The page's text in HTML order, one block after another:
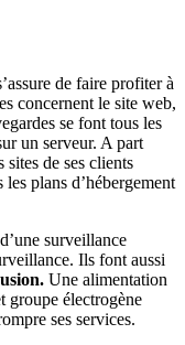
de faire profiter à
concernent le site web,
se font tous les
un serveur. A part
sites de ses clients
plans d’hébergement
surveillance
Ils font aussi
Une alimentation
groupe électrogène
ses services.